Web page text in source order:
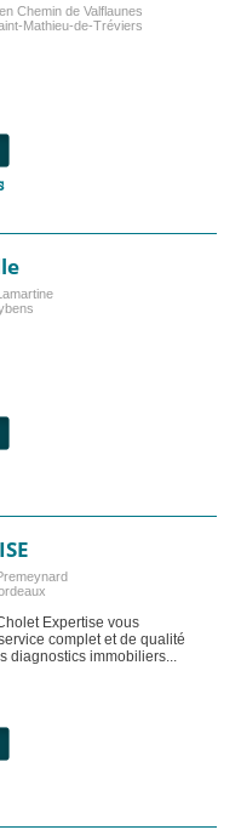
Chemin de Valflaunes
Mathieu-de-Tréviers
Expertise vous
complet et de qualité
diagnostics immobiliers...